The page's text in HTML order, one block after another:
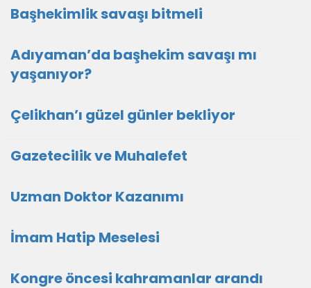
Başhekimlik savaşı bitmeli
Adıyaman’da başhekim savaşı mı
yaşanıyor?
Çelikhan’ı güzel günler bekliyor
Gazetecilik ve Muhalefet
Uzman Doktor Kazanımı
İmam Hatip Meselesi
Kongre öncesi kahramanlar arandı